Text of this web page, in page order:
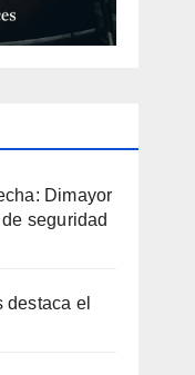
Dimayor
seguridad
el